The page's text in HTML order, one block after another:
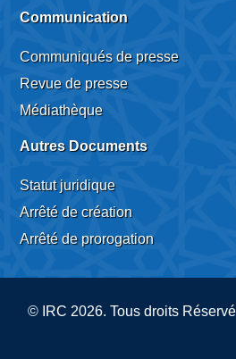
Communication
Communiqués de presse
Revue de presse
Médiathèque
Autres Documents
Statut juridique
Arrêté de création
Arrêté de prorogation
© IRC 2026. Tous droits